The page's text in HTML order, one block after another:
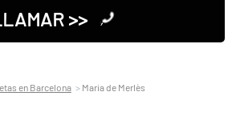
>>
en Barcelona Maria de Merlès